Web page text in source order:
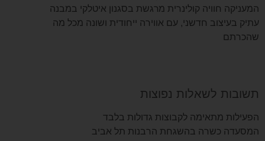
המעניקה חוויה קולינרית מרגשת בסגנון איטלקי במבנה
עתיק בעיצוב חדשני, עם אווירה ייחודית ושונה מכל מה
שהכרתם
תשובות לשאלות נפוצות
הפעילות מתאימה לקבוצות גדולות בלבד
המסעדה כשרה בהשגחת הרבנות תל אביב